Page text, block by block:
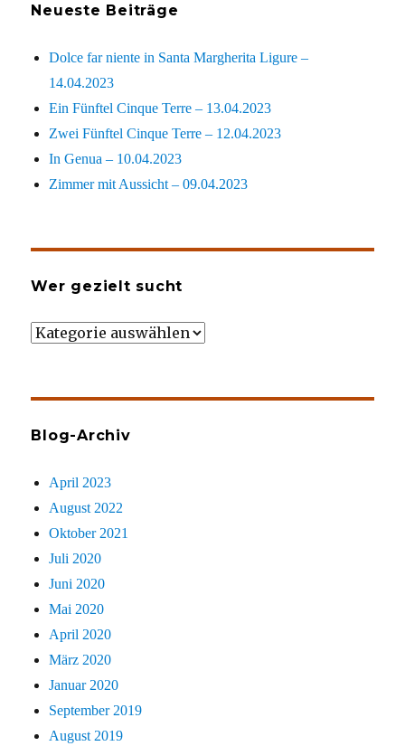
Neueste Beiträge
Dolce far niente in Santa Margherita Ligure –
14.04.2023
Ein Fünftel Cinque Terre – 13.04.2023
Zwei Fünftel Cinque Terre – 12.04.2023
In Genua – 10.04.2023
Zimmer mit Aussicht – 09.04.2023
Wer gezielt sucht
Wer
Blog-Archiv
April 2023
August 2022
Oktober 2021
Juli 2020
Juni 2020
Mai 2020
April 2020
März 2020
Januar 2020
September 2019
August 2019